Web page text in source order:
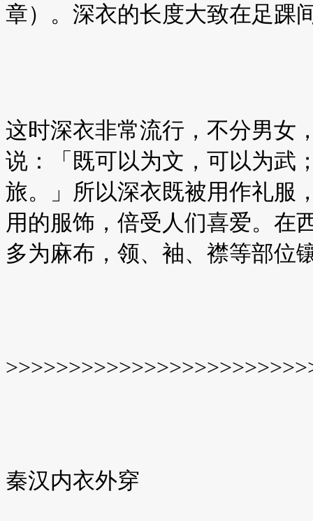
章）。深衣的长度大致在足踝
这时深衣非常流行，不分男女
说：「既可以为文，可以为武
旅。」所以深衣既被用作礼服
用的服饰，倍受人们喜爱。在
多为麻布，领、袖、襟等部位
秦汉内衣外穿